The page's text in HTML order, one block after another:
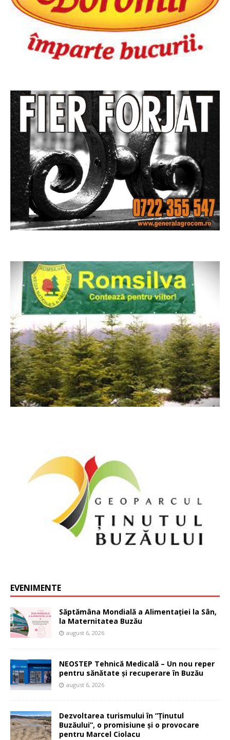
EVENIMENTE
Săptămâna Mondială a Alimentației la Sân,
la Maternitatea Buzău
august 6, 2026
NEOSTEP Tehnică Medicală – Un nou reper
pentru sănătate și recuperare în Buzău
august 6, 2026
Dezvoltarea turismului în ”Ținutul
Buzăului”, o promisiune și o provocare
pentru Marcel Ciolacu